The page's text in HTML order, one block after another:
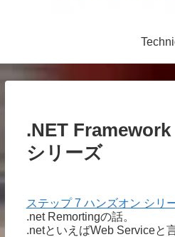
.NET
シリーズ
ステップ 7 ハンズオン シリ
.net Remortingの話。
.netといえばWeb Serviceと